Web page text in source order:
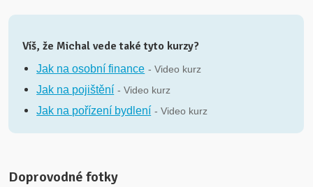
Víš, že Michal vede také tyto kurzy?
Jak na osobní finance - Video kurz
Jak na pojištění - Video kurz
Jak na pořízení bydlení - Video kurz
Doprovodné fotky